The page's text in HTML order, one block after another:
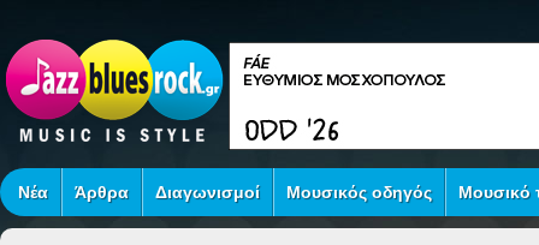
Νέα Άρθρα Διαγωνισμοί Μουσικός οδηγός Μουσικό